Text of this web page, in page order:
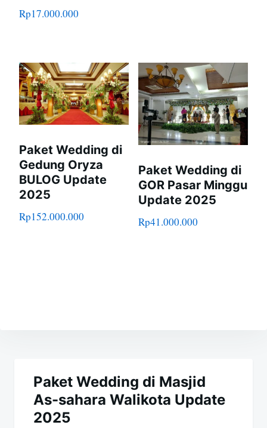
Rp17.000.000
Paket Wedding di
Gedung Oryza
BULOG Update
2025
Rp152.000.000
Paket Wedding di
GOR Pasar Minggu
Update 2025
Rp41.000.000
posPaket Wedding di Masjid
As-sahara Walikota Update
2025